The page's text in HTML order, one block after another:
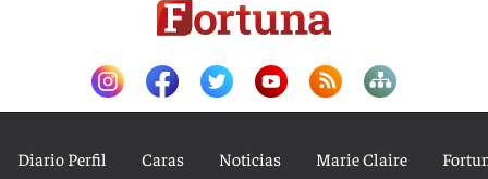
Diario Perfil Caras Noticias Marie Claire